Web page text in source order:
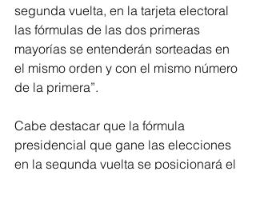
segunda vuelta, en la tarjeta electoral
las fórmulas de las dos primeras
mayorías se entenderán sorteadas en
el mismo orden y con el mismo número
de la primera”.
Cabe destacar que la fórmula
presidencial que gane las elecciones
en la segunda vuelta se posicionará el